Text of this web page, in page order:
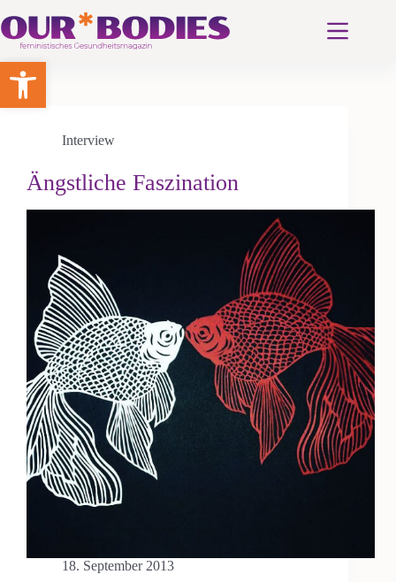
Werkzeugleiste öffnen
Inhalt
springen
Interview
Ängstliche Faszination
18. September 2013